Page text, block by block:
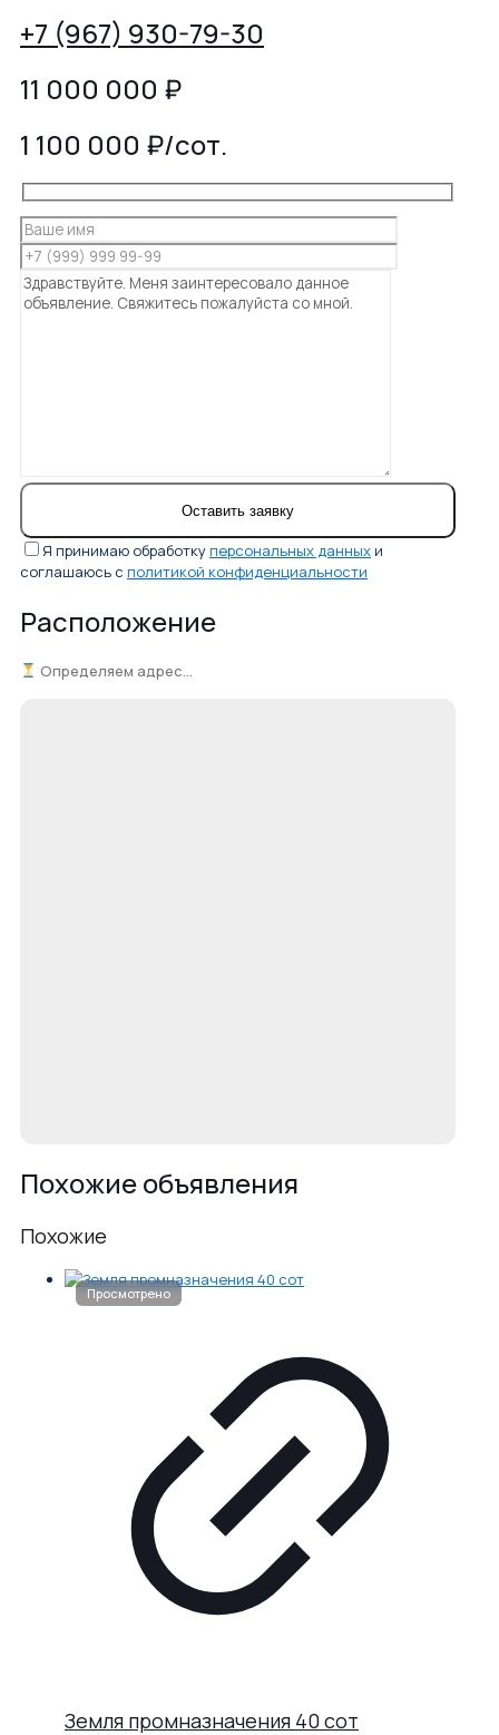
+7 (967) 930-79-30
11 000 000 ₽
1 100 000 ₽/сот.
Я принимаю обработкуперсональных данных и
соглашаюсь с политикой конфиденциальности
Расположение
Определяем адрес...
Похожие объявления
Похожие
Земля промназначения 40 сот